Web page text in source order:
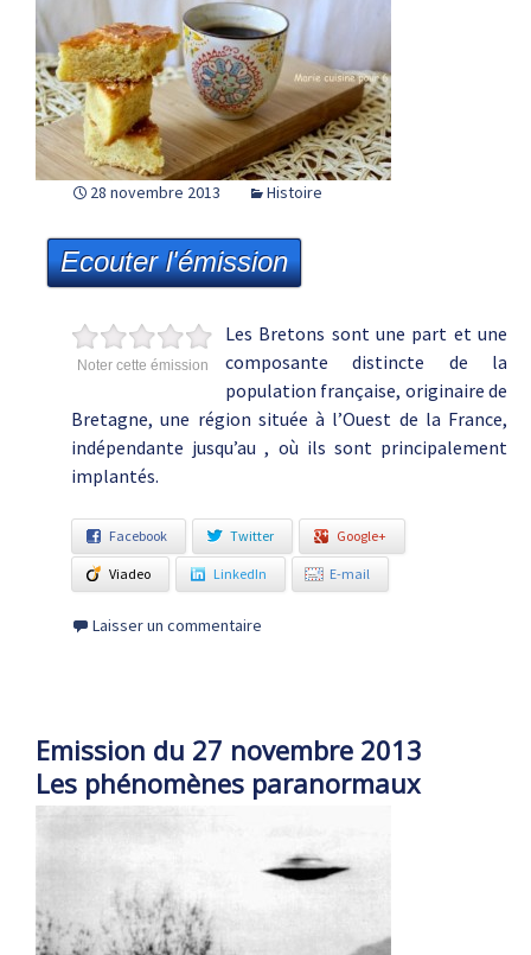
28 novembre 2013 Histoire
Ecouter l'émission
Noter cette émission
Les Bretons sont une part et une
composante distincte de la
population française, originaire de
Bretagne, une région située à l’Ouest de la France,
indépendante jusqu’au , où ils sont principalement
implantés.
Facebook Twitter Google+
Viadeo LinkedIn E-mail
Laisser un commentaire
Emission du 27 novembre 2013
Les phénomènes paranormaux